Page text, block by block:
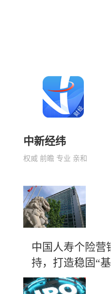
中新经纬
权威 前瞻 专业 亲和
中国人寿个险营
持，打造稳固“